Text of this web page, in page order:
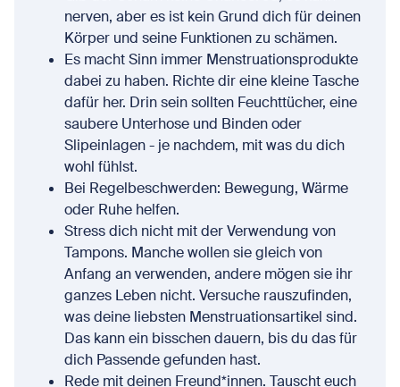
nerven, aber es ist kein Grund dich für deinen
Körper und seine Funktionen zu schämen.
Es macht Sinn immer Menstruationsprodukte
dabei zu haben. Richte dir eine kleine Tasche
dafür her. Drin sein sollten Feuchttücher, eine
saubere Unterhose und Binden oder
Slipeinlagen - je nachdem, mit was du dich
wohl fühlst.
Bei Regelbeschwerden: Bewegung, Wärme
oder Ruhe helfen.
Stress dich nicht mit der Verwendung von
Tampons. Manche wollen sie gleich von
Anfang an verwenden, andere mögen sie ihr
ganzes Leben nicht. Versuche rauszufinden,
was deine liebsten Menstruationsartikel sind.
Das kann ein bisschen dauern, bis du das für
dich Passende gefunden hast.
Rede mit deinen Freund*innen. Tauscht euch